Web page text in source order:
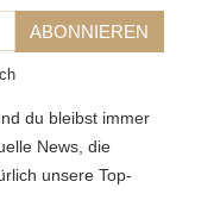
ABONNIEREN
du bleibst immer
News, die
unsere Top-